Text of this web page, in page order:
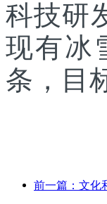
科技研
现有冰
条，目